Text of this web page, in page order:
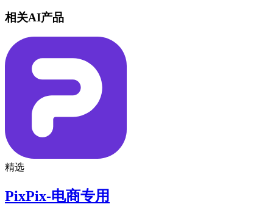
相关AI产品
精选
PixPix-电商专用